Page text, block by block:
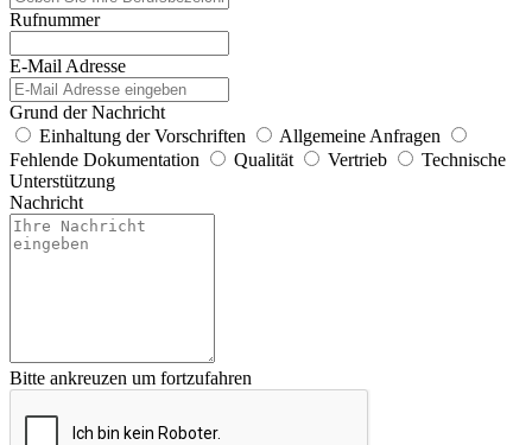
Rufnummer
E-Mail Adresse
Grund der Nachricht
Einhaltung der Vorschriften
Allgemeine Anfragen
Fehlende Dokumentation
Qualität Vertrieb
Technische
Unterstützung
Nachricht
Bitte ankreuzen um fortzufahren